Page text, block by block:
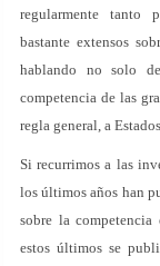
regularmente tanto
bastante extensos
hablando no solo
competencia de las
regla general, a
Si recurrimos a las
los últimos años han
sobre la
estos últimos se